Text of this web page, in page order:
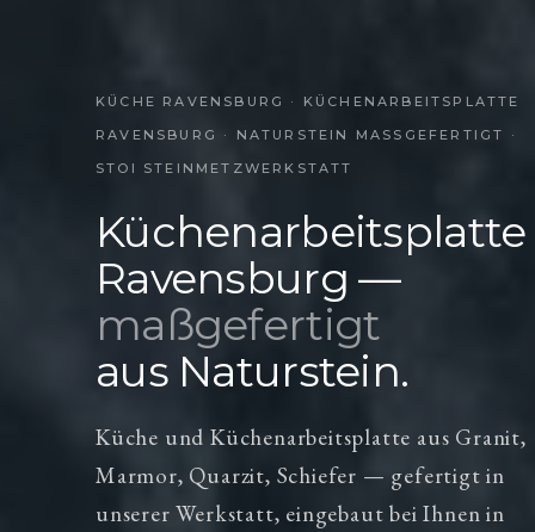
KÜCHE RAVENSBURG · KÜCHENARBEITSPLATTE
RAVENSBURG · NATURSTEIN MASSGEFERTIGT · S
TOI STEINMETZWERKSTATT
Küchenarbeitsplatte
Ravensburg —
maßgefertigt
aus Naturstein.
Küche und Küchenarbeitsplatte aus Granit,
Marmor, Quarzit, Schiefer — gefertigt in
unserer Werkstatt, eingebaut bei Ihnen in